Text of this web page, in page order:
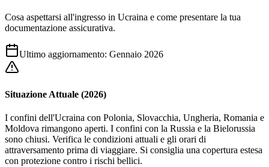
Cosa aspettarsi all'ingresso in Ucraina e come presentare la tua
documentazione assicurativa.
Ultimo aggiornamento: Gennaio 2026
Situazione Attuale (2026)
I confini dell'Ucraina con Polonia, Slovacchia, Ungheria, Romania e
Moldova rimangono aperti. I confini con la Russia e la Bielorussia
sono chiusi. Verifica le condizioni attuali e gli orari di
attraversamento prima di viaggiare. Si consiglia una copertura estesa
con protezione contro i rischi bellici.